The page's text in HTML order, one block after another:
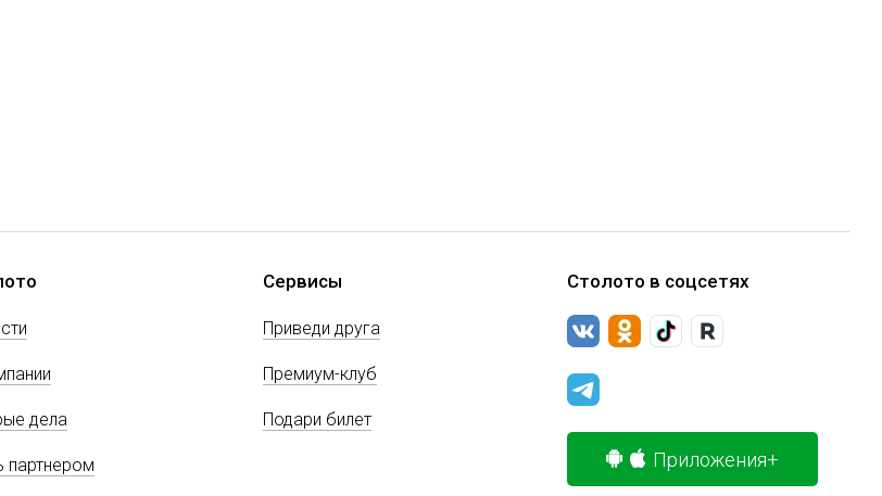
дела
партнером
Сервисы
Приведи друга
Премиум-клуб
Подари билет
Столото в соцсетях
Приложения+